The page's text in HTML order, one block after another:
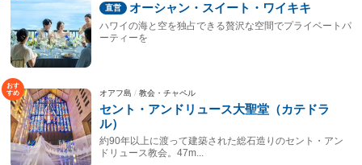
オーシャン・スイート・ワイキキ
ハワイの海と空を独占できる贅沢な空間でプライベートパ
ーティーを
オアフ島 教会・チャペル
セント・アンドリュース大聖堂（カテドラ
ル）
約90年以上に渡って建築された総石造りのセント・アン
ドリュース教会。47m...